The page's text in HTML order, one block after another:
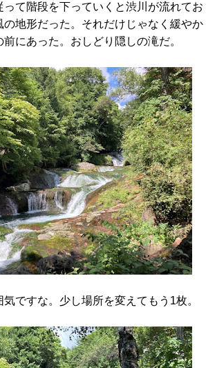
って階段を下っていくと渋川が流れてお
の地形だった。それだけじゃなく緩やか
にあった。おしどり隠しの滝だ。
ですな。少し場所を変えてもう1枚。